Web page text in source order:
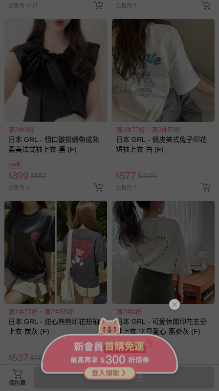
已售出 1417 已售出 3
滿2件9折
日本 GRL - 領口皺摺緞帶成熟
柔美法式袖上衣-黑 (F)
68折
$399 $587
已售出 3
滿1件77折，滿2件55折
日本 GRL - 俏皮美式兔子印花
短袖上衣-白 (F)
$577 $1101
已售出 7
滿1件77折，滿2件55折
日本 GRL - 甜心熊熊印花短袖
上衣-炭灰 (F)
$537 $1026
已售出 29
滿2件9折
日本 GRL - 可愛休閒印花五分
袖上衣-字母愛心-燕麥灰 (F)
68折
$399 $584
已售出 56
購物車
商品已停售